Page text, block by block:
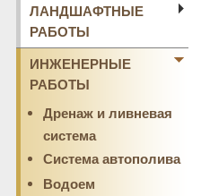
ЛАНДШАФТНЫЕ
РАБОТЫ
ИНЖЕНЕРНЫЕ
РАБОТЫ
Дренаж и ливневая
система
Система автополива
Водоем